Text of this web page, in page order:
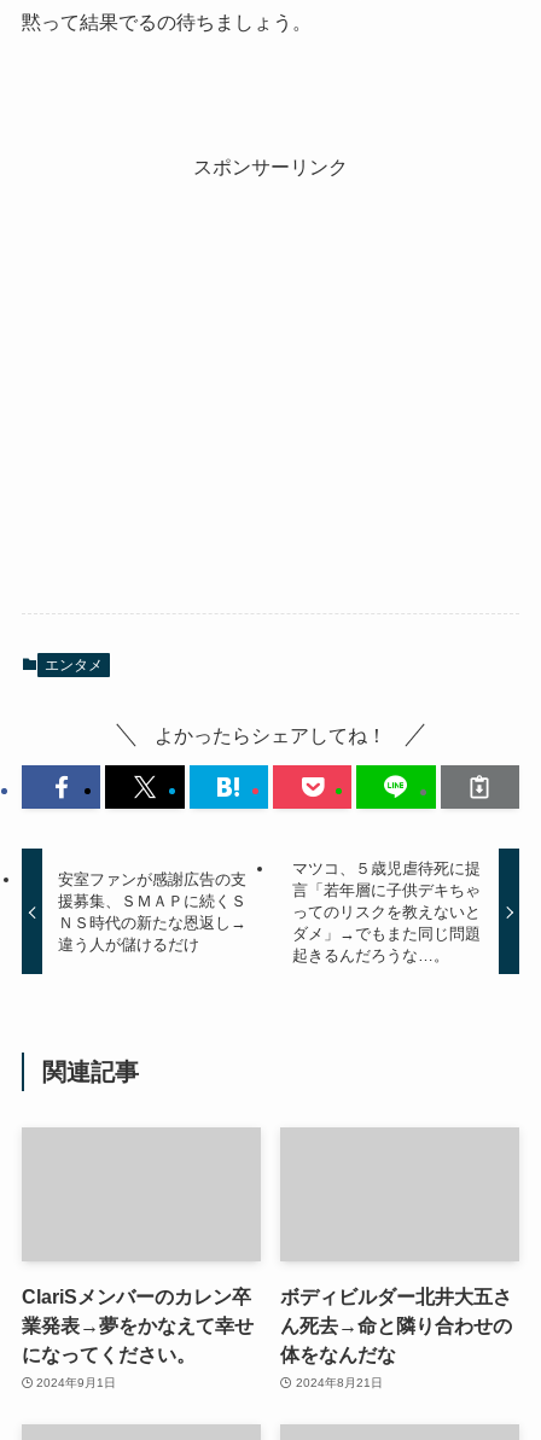
黙って結果でるの待ちましょう。
スポンサーリンク
エンタメ
よかったらシェアしてね！
安室ファンが感謝広告の支
援募集、ＳＭＡＰに続くＳ
ＮＳ時代の新たな恩返し→
違う人が儲けるだけ
マツコ、５歳児虐待死に提
言「若年層に子供デキちゃ
ってのリスクを教えないと
ダメ」→でもまた同じ問題
起きるんだろうな…。
関連記事
ClariSメンバーのカレン卒
業発表→夢をかなえて幸せ
になってください。
2024年9月1日
ボディビルダー北井大五さ
ん死去→命と隣り合わせの
体をなんだな
2024年8月21日